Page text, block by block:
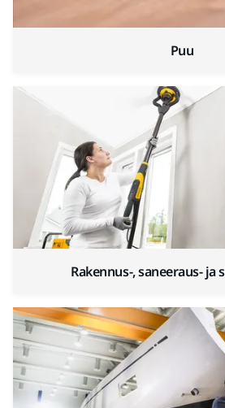
Puu
Rakennus-, saneeraus-